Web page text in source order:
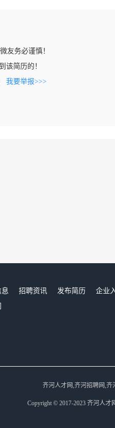
友务必谨慎！
该简历的！
我要举报>>>
招聘资讯 发布简历 企业
齐河人才网,齐河招聘网,齐
Copyright © 2017-2023 齐河人才